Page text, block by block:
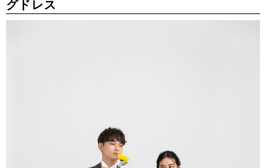
グドレス